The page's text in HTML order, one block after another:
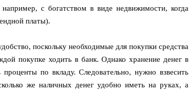
с богатством в виде недвижимости, когда
платы).
поскольку необходимые для покупки средства
покупке ходить в банк. Однако хранение денег в
по вкладу. Следовательно, нужно взвесить
же наличных денег удобно иметь на руках, а